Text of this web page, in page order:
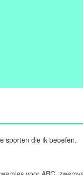
sporten die ik beoefen.